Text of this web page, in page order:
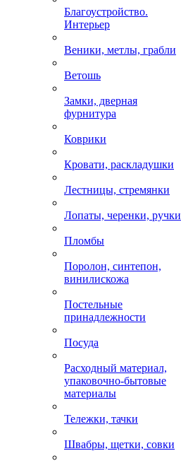
Благоустройство.
Интерьер
Веники, метлы, грабли
Ветошь
Замки, дверная
фурнитура
Коврики
Кровати, раскладушки
Лестницы, стремянки
Лопаты, черенки, ручки
Пломбы
Поролон, синтепон,
винилискожа
Постельные
принадлежности
Посуда
Расходный материал,
упаковочно-бытовые
материалы
Тележки, тачки
Швабры, щетки, совки